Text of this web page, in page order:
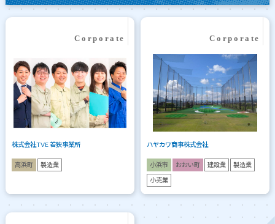
株式会社TVE 若狭事業所
高浜町 製造業
ハヤカワ商事株式会社
小浜市 おおい町 建設業 製造業
小売業